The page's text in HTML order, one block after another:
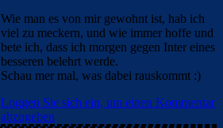
Wie man es von mir gewohnt ist, hab ich
viel zu meckern, und wie immer hoffe und
bete ich, dass ich morgen gegen Inter eines
besseren belehrt werde.
Schau mer mal, was dabei rauskommt :)
Loggen Sie sich ein, um einen Kommentar
abzugeben